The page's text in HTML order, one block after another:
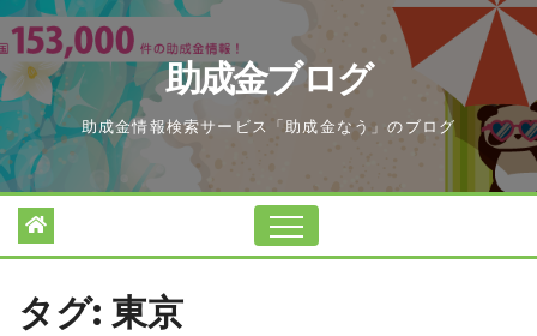
Skip
to
content
助成金ブログ
助成金情報検索サービス「助成金なう」のブログ
タグ: 東京